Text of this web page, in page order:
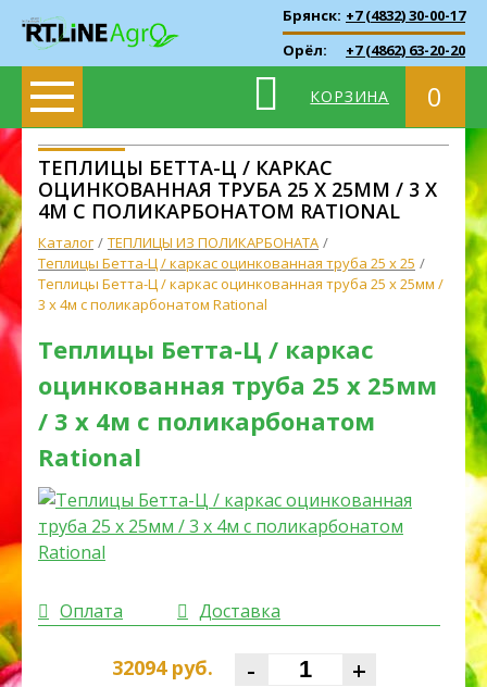
Брянск: +7 (4832) 30-00-17
Орёл:
+7 (4862) 63-20-20
КОРЗИНА 0
ТЕПЛИЦЫ БЕТТА-Ц / КАРКАС
ОЦИНКОВАННАЯ ТРУБА 25 Х 25ММ / 3 Х
4М С ПОЛИКАРБОНАТОМ RATIONAL
Каталог
ТЕПЛИЦЫ ИЗ ПОЛИКАРБОНАТА
Теплицы Бетта-Ц / каркас оцинкованная труба 25 х 25
Теплицы Бетта-Ц / каркас оцинкованная труба 25 х 25мм /
3 х 4м с поликарбонатом Rational
Теплицы Бетта-Ц / каркас
оцинкованная труба 25 х 25мм
/ 3 х 4м с поликарбонатом
Rational
Оплата Доставка
32094руб. - +